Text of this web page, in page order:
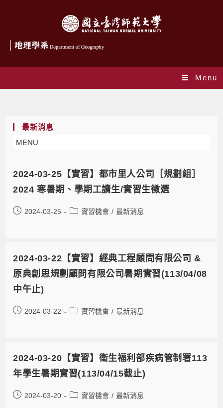
Menu
最新消息
MENU
2024-03-25【實習】都市里人公司［規劃組］
2024 寒暑期、學期工讀生/實習生徵選
2024-03-25 實習機會 / 最新消息
2024-03-22【實習】經典工程顧問有限公司 &
原典創思規劃顧問有限公司暑期實習(113/04/08
中午止)
2024-03-22 實習機會 / 最新消息
2024-03-20【實習】衛生福利部疾病管制署113
年學生暑期實習(113/04/15截止)
2024-03-20 實習機會 / 最新消息